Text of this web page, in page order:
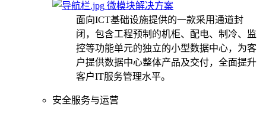
微模块解决方案
面向ICT基础设施提供的一款采用通道封
闭，包含工程预制的机柜、配电、制冷、监
控等功能单元的独立的小型数据中心，为客
户提供数据中心整体产品及交付，全面提升
客户IT服务管理水平。
安全服务与运营